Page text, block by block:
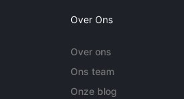
Over Ons
Over ons
Ons team
Onze blog